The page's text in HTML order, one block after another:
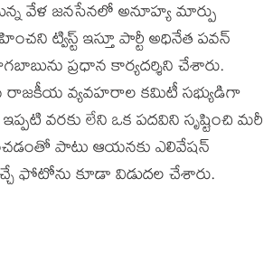
వేళ జనసేనలో అనూహ్య మార్పు
ట్విస్ట్ ఇస్తూ పార్టీ అధినేత పవన్
ప్రధాన కార్యదర్శిని చేశారు.
రాజకీయ వ్యవహరాల కమిటీ సభ్యుడిగా
వరకు లేని ఒక పదవిని సృష్టించి మరీ
పాటు ఆయనకు ఎలివేషన్
ఫోటోను కూడా విడుదల చేశారు.